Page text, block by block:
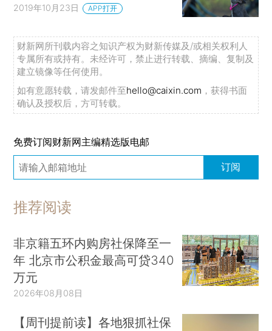
2019年10月23日 APP打开
财新网所刊载内容之知识产权为财新传媒及/或相关权利人
专属所有或持有。未经许可，禁止进行转载、摘编、复制及
建立镜像等任何使用。
如有意愿转载，请发邮件至hello@caixin.com ，获得书面
确认及授权后，方可转载。
免费订阅财新网主编精选版电邮
订阅
推荐阅读
非京籍五环内购房社保降至一
年 北京市公积金最高可贷340
万元
2026年08月08日
【周刊提前读】各地狠抓社保